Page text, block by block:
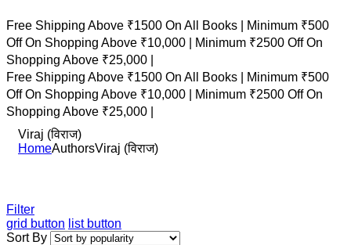
Free Shipping Above ₹1500 On All Books |
Minimum ₹500
Off On Shopping Above ₹10,000 |
Minimum ₹2500 Off On
Shopping Above ₹25,000 |
Free Shipping Above ₹1500 On All Books |
Minimum ₹500
Off On Shopping Above ₹10,000 |
Minimum ₹2500 Off On
Shopping Above ₹25,000 |
Viraj (विराज)
HomeAuthorsViraj (विराज)
Filter
grid button list button
Sort By